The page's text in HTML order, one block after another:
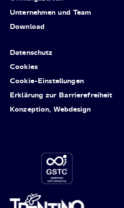
Unternehmen und Team
Download
Datenschutz
Cookies
Cookie-Einstellungen
Erklärung zur Barrierefreiheit
Konzeption, Webdesign